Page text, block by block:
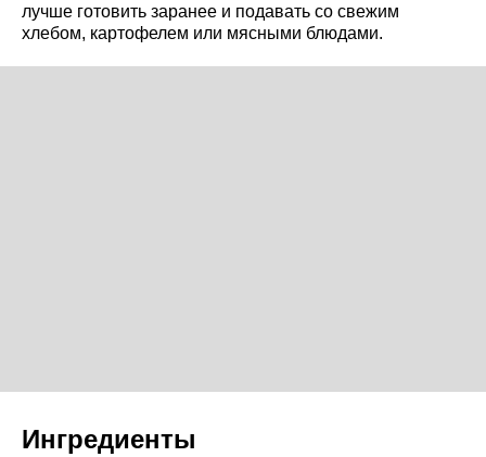
лучше готовить заранее и подавать со свежим
хлебом, картофелем или мясными блюдами.
Ингредиенты